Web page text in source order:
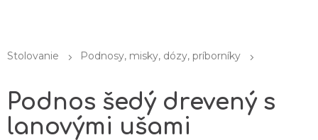
Stolovanie Podnosy, misky, dózy, príborníky
Podnos šedý drevený s
lanovými ušami